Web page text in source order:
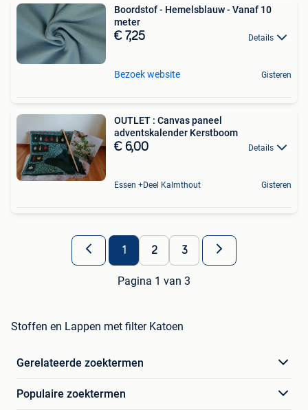
Boordstof - Hemelsblauw - Vanaf 10
meter
€ 7,25 Details
Bezoek website Gisteren
OUTLET : Canvas paneel
adventskalender Kerstboom
€ 6,00 Details
Essen +Deel Kalmthout Gisteren
1 2 3
Pagina 1 van 3
Stoffen en Lappen met filter Katoen
Gerelateerde zoektermen
Populaire zoektermen